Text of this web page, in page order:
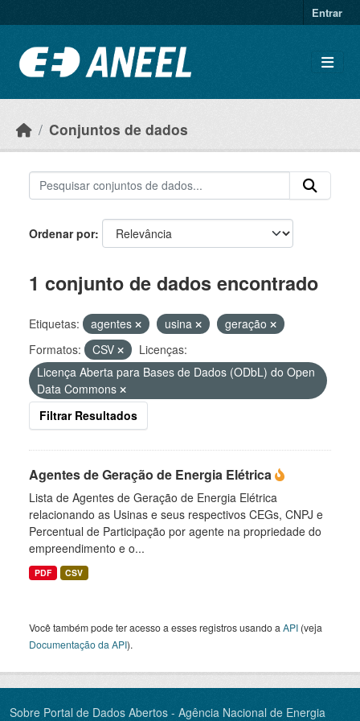
Entrar
Conjuntos de dados
Ordenar por
1 conjunto de dados encontrado
Etiquetas: agentes usina
geração
Formatos:
CSV
Licenças:
Licença Aberta para Bases de Dados (ODbL) do Open
Data Commons
Filtrar Resultados
Agentes de Geração de Energia Elétrica
Lista de Agentes de Geração de Energia Elétrica
relacionando as Usinas e seus respectivos CEGs, CNPJ e
Percentual de Participação por agente na propriedade do
empreendimento e o...
PDF CSV
Você também pode ter acesso a esses registros usando a API (veja
Documentação da API).
Sobre Portal de Dados Abertos - Agência Nacional de Energia